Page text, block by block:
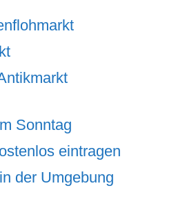
Sonntag
eintragen
der Umgebung